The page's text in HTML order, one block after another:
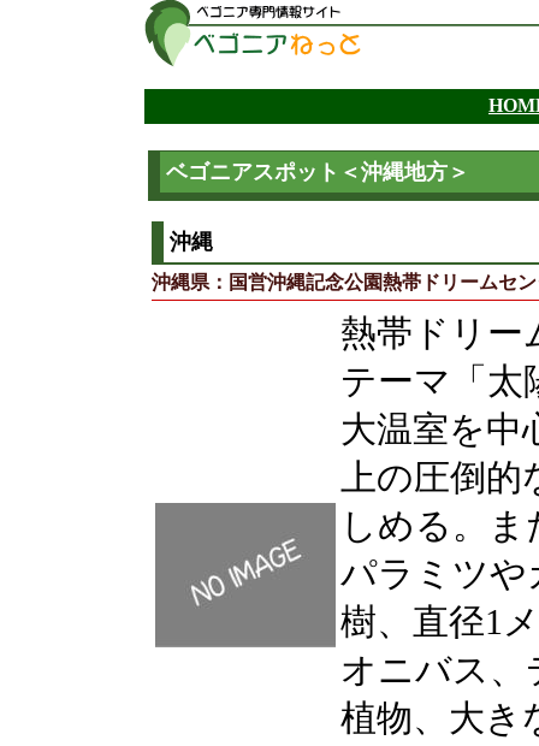
ベゴニアスポット＜沖縄地方＞
沖縄
沖縄県：国営沖縄記念公園熱帯ドリームセ
熱帯ドリー
テーマ「太
大温室を中
上の圧倒
しめる。
パラミツや
樹、直径1
オニバス、
植物、大き